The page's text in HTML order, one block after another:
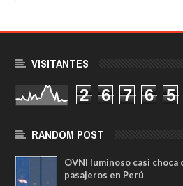
VISITANTES
2 6 7 6 5
RANDOM POST
OVNI luminoso casi choca
pasajeros en Perú